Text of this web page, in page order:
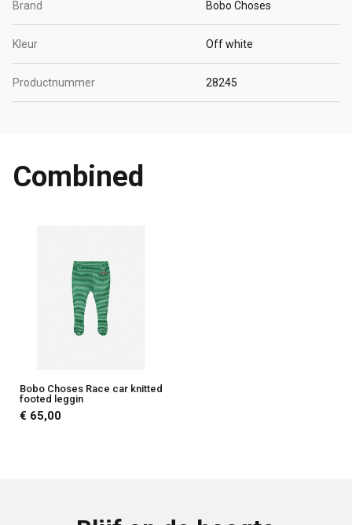
Brand Bobo Choses
Kleur Off white
Productnummer 28245
Combined
Bobo Choses Race car knitted
footed leggin
€ 65,00